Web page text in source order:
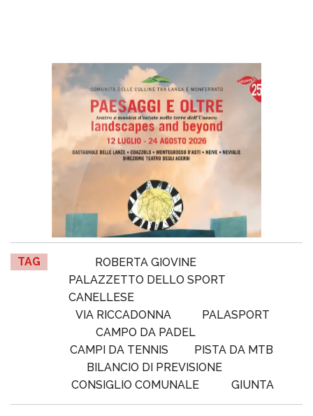
TAG
ROBERTA GIOVINE
PALAZZETTO DELLO SPORT
CANELLESE
VIA RICCADONNA
PALASPORT
CAMPO DA PADEL
CAMPI DA TENNIS
PISTA DA MTB
BILANCIO DI PREVISIONE
CONSIGLIO COMUNALE
GIUNTA